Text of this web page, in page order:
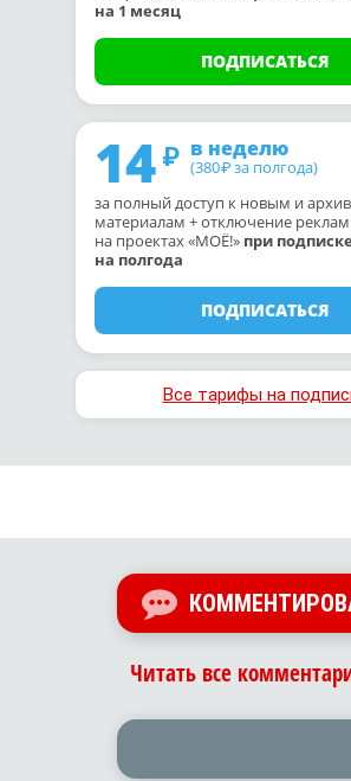
на 1 месяц
ПОДПИСАТЬСЯ
14 в неделю
(380₽ за полгода)
за полный доступ к новым и
материалам + отключение
на проектах «МОЁ!» при подписке
на полгода
ПОДПИСАТЬСЯ
Все тарифы на
Читать все